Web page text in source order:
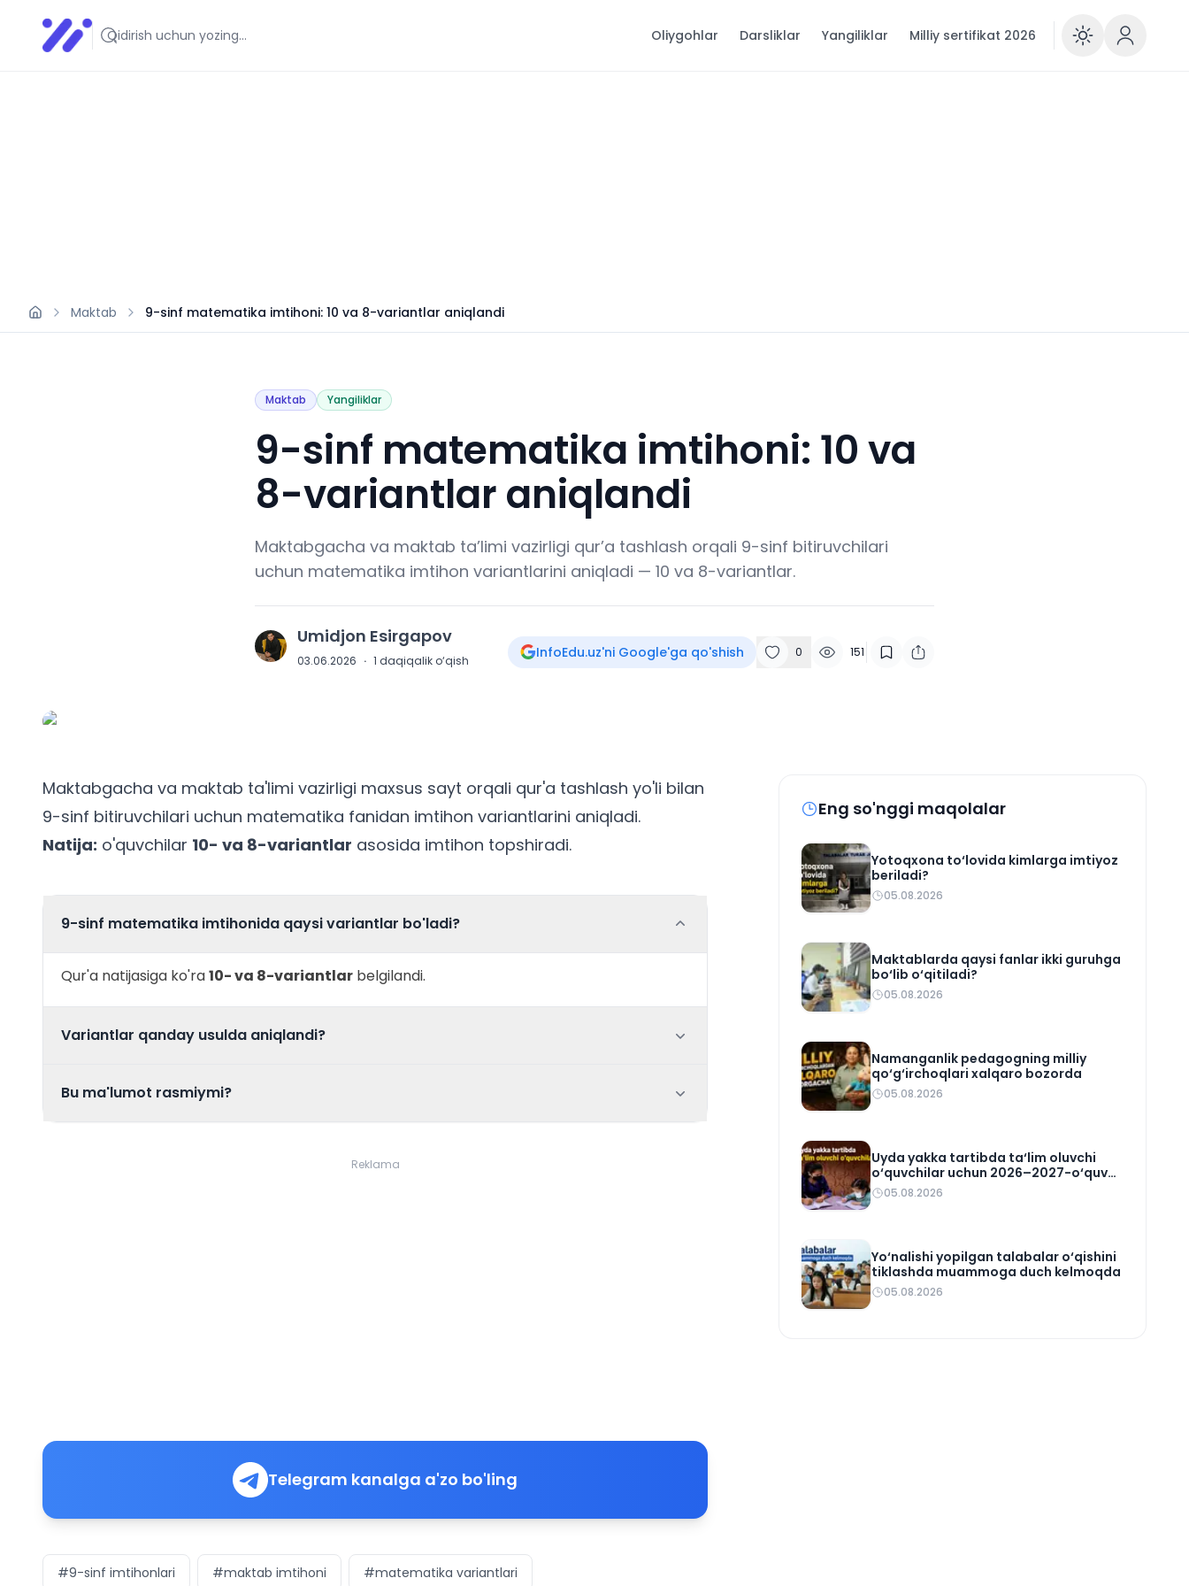
Infoedu
Ta&#039;lim xabarlari va yangiliklari Oliygohlar Darsliklar Yangiliklar Milliy sertifikat 2026
Maktab 9-sinf matematika imtihoni: 10 va 8-variantlar aniqlandi
Maktab Yangiliklar
9-sinf matematika imtihoni: 10 va
8-variantlar aniqlandi
Maktabgacha va maktab ta’limi vazirligi qur’a tashlash orqali 9-sinf bitiruvchilari
uchun matematika imtihon variantlarini aniqladi — 10 va 8-variantlar.
U Umidjon Esirgapov
03.06.2026 · 1 daqiqalik o‘qish InfoEdu.uz'ni Google'ga qo'shish 0 151
Maktabgacha va maktab ta'limi vazirligi maxsus sayt orqali qur'a tashlash yo'li bilan
9-sinf bitiruvchilari uchun matematika fanidan imtihon variantlarini aniqladi.
Natija: o'quvchilar 10- va 8-variantlar asosida imtihon topshiradi.
9-sinf matematika imtihonida qaysi variantlar bo'ladi?
Qur'a natijasiga ko'ra10- va 8-variantlar belgilandi.
Variantlar qanday usulda aniqlandi?
Bu ma'lumot rasmiymi?
Reklama
Telegram kanalga a'zo bo'ling
#9-sinf imtihonlari #maktab imtihoni #matematika variantlari
Eng so'nggi maqolalar
Yotoqxona to‘lovida kimlarga imtiyoz
beriladi?
05.08.2026
Maktablarda qaysi fanlar ikki guruhga
bo‘lib o‘qitiladi?
05.08.2026
Namanganlik pedagogning milliy
qo‘g‘irchoqlari xalqaro bozorda
05.08.2026
Uyda yakka tartibda ta‘lim oluvchi
o‘quvchilar uchun 2026–2027-o‘quv
rejasi tasdiqlandi
05.08.2026
Yo‘nalishi yopilgan talabalar o‘qishini
tiklashda muammoga duch kelmoqda
05.08.2026